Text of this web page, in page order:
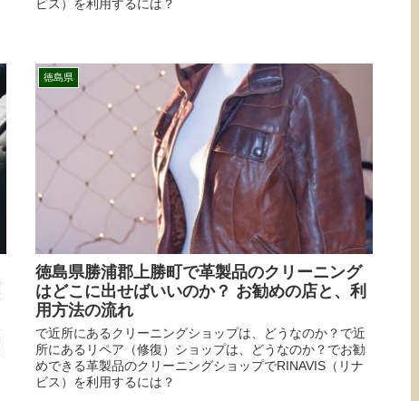
ビス）を利用するには？
徳島県
徳島県勝浦郡上勝町で革製品のクリーニング
はどこに出せばいいのか？ お勧めの店と、利
用方法の流れ
で近所にあるクリーニングショップは、どうなのか？で近
所にあるリペア（修復）ショップは、どうなのか？でお勧
めできる革製品のクリーニングショップでRINAVIS（リナ
ビス）を利用するには？